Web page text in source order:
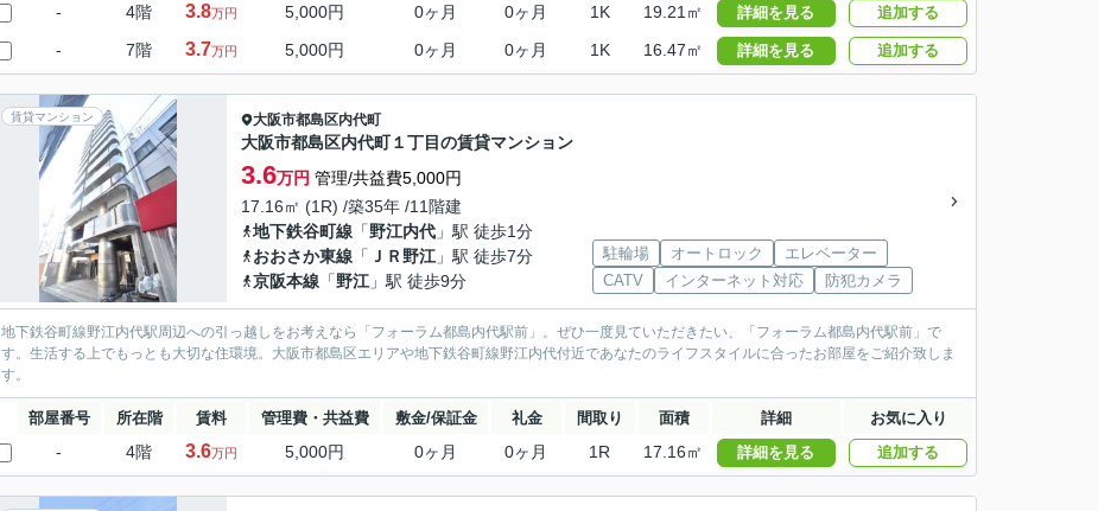
- 4階 3.8万円 5,000円 0ヶ月 0ヶ月 1K 19.21㎡ 詳細を見る 追加する
- 7階 3.7万円 5,000円 0ヶ月 0ヶ月 1K 16.47㎡ 詳細を見る 追加する
賃貸マンション 大阪市都島区内代町
大阪市都島区内代町１丁目の賃貸マンション
3.6万円 管理/共益費5,000円
17.16㎡ (1R) /築35年 /11階建
地下鉄谷町線 「野江内代 」駅 徒歩1分
おおさか東線 「 ＪＲ野江 」駅 徒歩7分
京阪本線 「野江 」駅 徒歩9分
駐輪場 オートロック
エレベーター
CATV
インターネット対応 防犯カメラ
地下鉄谷町線野江内代駅周辺への引っ越しをお考えなら「フォーラム都島内代駅前」。ぜひ一度見ていただきたい、「フォーラム都島内代駅前」で
す。生活する上でもっとも大切な住環境。大阪市都島区エリアや地下鉄谷町線野江内代付近であなたのライフスタイルに合ったお部屋をご紹介致しま
す。
部屋番号 所在階 賃料 管理費・共益費 敷金/保証金 礼金 間取り 面積 詳細 お気に入り
- 4階 3.6万円 5,000円 0ヶ月 0ヶ月 1R 17.16㎡ 詳細を見る 追加する